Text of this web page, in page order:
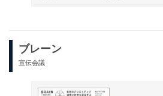
ブレーン
宣伝会議